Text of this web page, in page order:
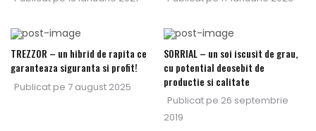
TREZZOR – un hibrid de rapita ce
garanteaza siguranta si profit!
Publicat pe 7 august 2025
SORRIAL – un soi iscusit de grau,
cu potential deosebit de
productie si calitate
Publicat pe 26 septembrie
2019